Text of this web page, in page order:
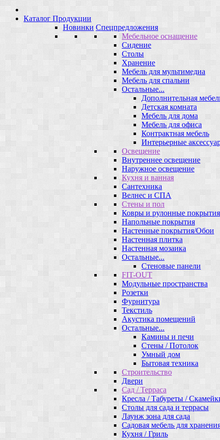
Каталог Продукции
Новинки Спецпредложения
Мебельное оснащение
Сидение
Столы
Хранение
Мебель для мультимедиа
Мебель для спальни
Остальные...
Дополнительная
Детская комната
Мебель для дома
Мебель для офиса
Контрактная мебель
Интерьерные
Освещение
Внутреннее освещение
Наружное освещение
Кухня и ванная
Сантехника
Велнес и СПА
Стены и пол
Ковры и рулонные покрытия
Напольные покрытия
Настенные покрытия/Обои
Настенная плитка
Настенная мозаика
Остальные...
Стеновые панели
FIT-OUT
Модульные пространства
Розетки
Фурнитура
Текстиль
Акустика помещений
Остальные...
Камины и печи
Стены / Потолок
Умный дом
Бытовая техника
Строительство
Двери
Сад / Терраса
Кресла / Табуреты /
Столы для сада и террасы
Лаунж зона для сада
Садовая мебель для
Кухня / Гриль